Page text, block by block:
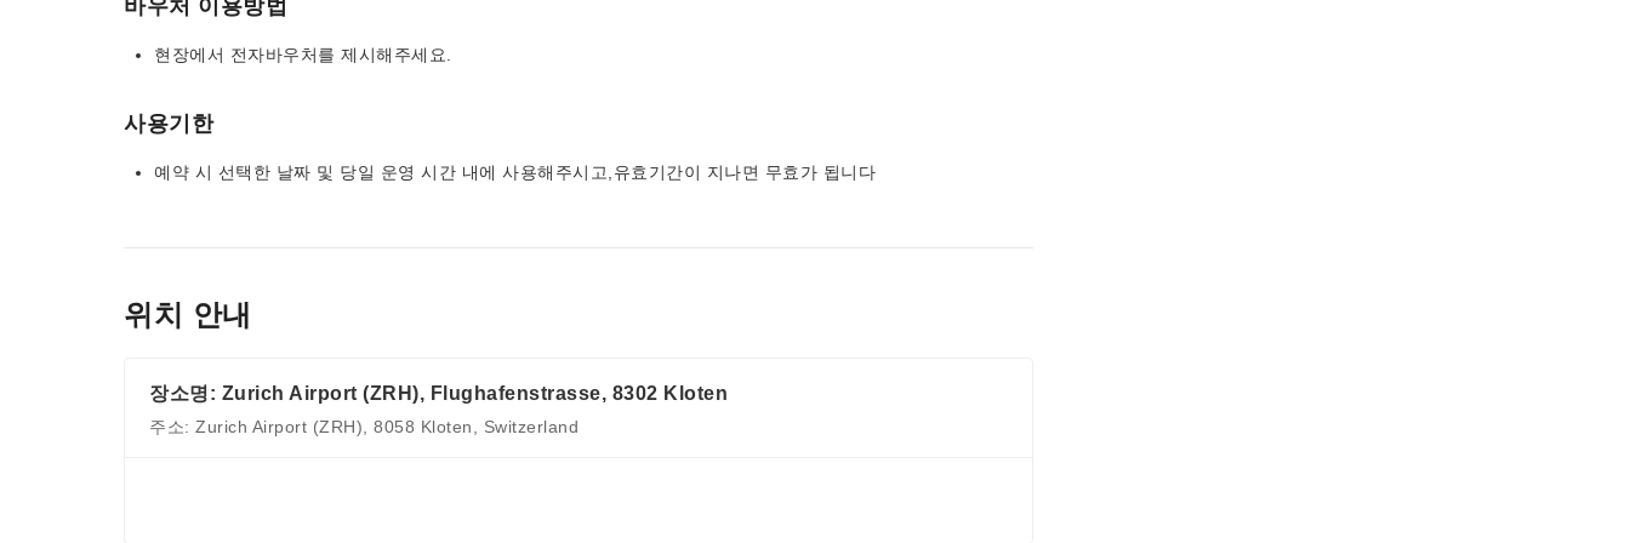
바우처 이용방법
현장에서 전자바우처를 제시해주세요.
사용기한
예약 시 선택한 날짜 및 당일 운영 시간 내에 사용해주시고,유효기간이 지나면 무효가 됩니다
위치 안내
장소명: Zurich Airport (ZRH), Flughafenstrasse, 8302 Kloten
주소: Zurich Airport (ZRH), 8058 Kloten, Switzerland